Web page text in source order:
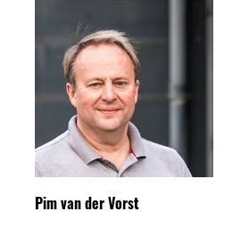
Pim van der Vorst